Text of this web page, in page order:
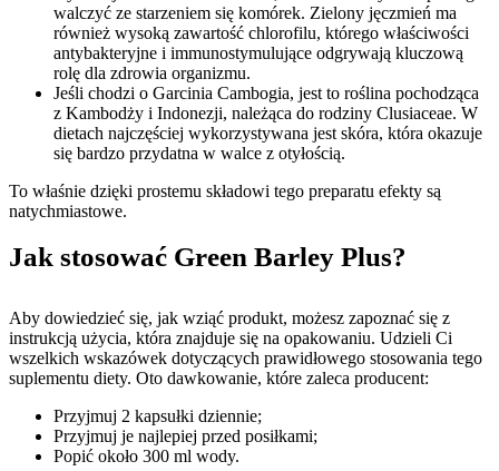
walczyć ze starzeniem się komórek. Zielony jęczmień ma
również wysoką zawartość chlorofilu, którego właściwości
antybakteryjne i immunostymulujące odgrywają kluczową
rolę dla zdrowia organizmu.
Jeśli chodzi o Garcinia Cambogia, jest to roślina pochodząca
z Kambodży i Indonezji, należąca do rodziny Clusiaceae. W
dietach najczęściej wykorzystywana jest skóra, która okazuje
się bardzo przydatna w walce z otyłością.
To właśnie dzięki prostemu składowi tego preparatu efekty są
natychmiastowe.
Jak stosować Green Barley Plus?
Aby dowiedzieć się, jak wziąć produkt, możesz zapoznać się z
instrukcją użycia, która znajduje się na opakowaniu. Udzieli Ci
wszelkich wskazówek dotyczących prawidłowego stosowania tego
suplementu diety. Oto dawkowanie, które zaleca producent:
Przyjmuj 2 kapsułki dziennie;
Przyjmuj je najlepiej przed posiłkami;
Popić około 300 ml wody.